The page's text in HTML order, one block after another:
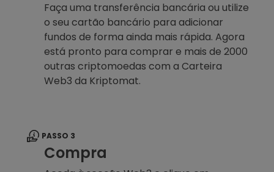
Faça uma transferência bancária ou utilize
o seu cartão bancário para adicionar
fundos de forma ainda mais rápida. Agora
está pronto para comprar e mais de 2000
outras criptomoedas com a Carteira
Web3 da Kriptomat.
PASSO 3
Compra